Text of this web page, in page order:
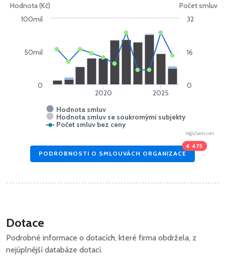
Hodnota (Kč) Počet smluv
Hodnota smluv
Hodnota smluv se soukromými subjekty
Počet smluv bez ceny
2020 2025
0
50mil
100mil
0
16
32
Highcharts.com
PODROBNOSTI O SMLOUVÁCH ORGANIZACE
4 475
Dotace
Podrobné informace o dotacích, které firma obdržela, z
nejúplnější databáze dotací.